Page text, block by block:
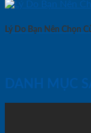
Lý Do Bạn Nên Chọn
DANH MỤC